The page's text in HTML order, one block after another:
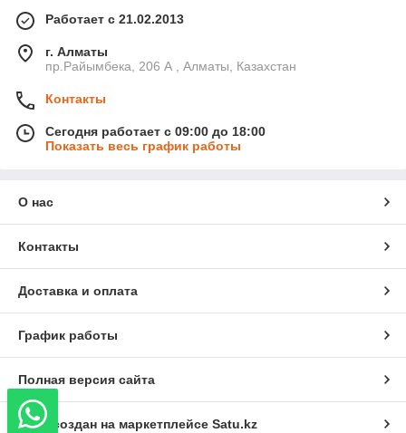
Работает с 21.02.2013
г. Алматы
пр.Райымбека, 206 А , Алматы, Казахстан
Контакты
Сегодня работает с 09:00 до 18:00
Показать весь график работы
О нас
Контакты
Доставка и оплата
График работы
Полная версия сайта
Сайт создан на маркетплейсе Satu.kz